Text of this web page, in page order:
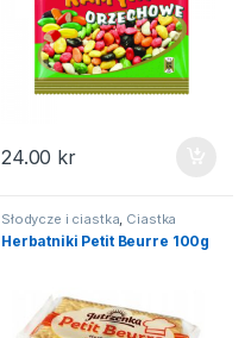
24.00 kr
Słodycze i ciastka, Ciastka
Herbatniki Petit Beurre 100g